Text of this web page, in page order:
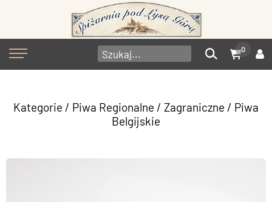
0
Kategorie / Piwa Regionalne / Zagraniczne / Piwa
Belgijskie